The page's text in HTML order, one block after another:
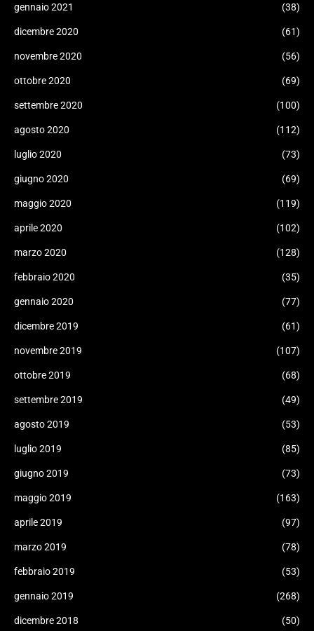
gennaio 2021 (38)
dicembre 2020 (61)
novembre 2020 (56)
ottobre 2020 (69)
settembre 2020 (100)
agosto 2020 (112)
luglio 2020 (73)
giugno 2020 (69)
maggio 2020 (119)
aprile 2020 (102)
marzo 2020 (128)
febbraio 2020 (35)
gennaio 2020 (77)
dicembre 2019 (61)
novembre 2019 (107)
ottobre 2019 (68)
settembre 2019 (49)
agosto 2019 (53)
luglio 2019 (85)
giugno 2019 (73)
maggio 2019 (163)
aprile 2019 (97)
marzo 2019 (78)
febbraio 2019 (53)
gennaio 2019 (268)
dicembre 2018 (50)